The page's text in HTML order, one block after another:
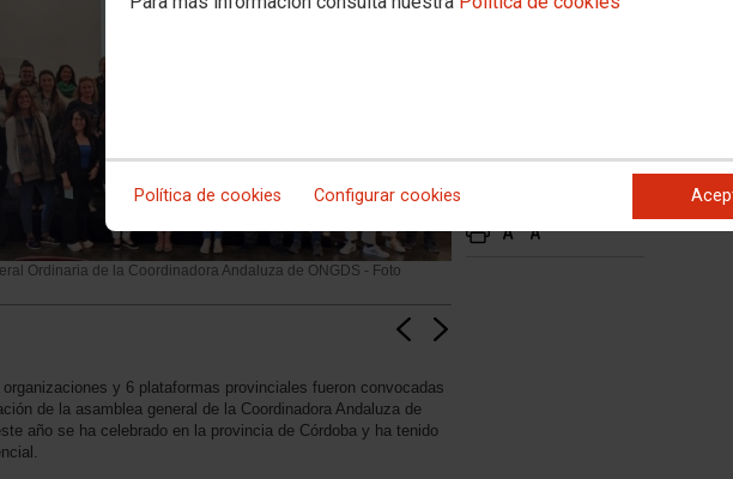
Política de cookies Configurar cookies
Ordinaria de la Coordinadora Andaluza de ONGDS - Foto
y 6 plataformas provinciales fueron convocadas
de la asamblea general de la Coordinadora Andaluza de
año se ha celebrado en la provincia de Córdoba y ha tenido